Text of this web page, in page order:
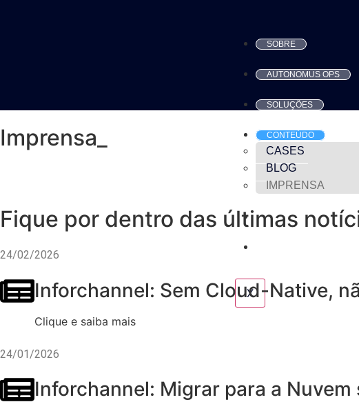
SOBRE
AUTONOMUS OPS
SOLUÇÕES
CONTEÚDO
CASES
BLOG
IMPRENSA
CONTATO
X
Imprensa_
Fique por dentro das últimas
24/02/2026
Inforchannel: Sem Cloud-Native,
Clique e saiba mais
24/01/2026
Inforchannel: Migrar para a